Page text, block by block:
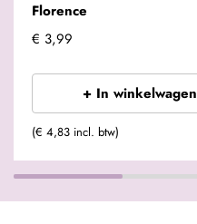
Florence
€ 3,99
+ In winkelwagen
(€ 4,83 incl. btw)